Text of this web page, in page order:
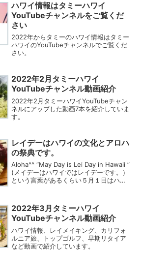
ハワイ情報はタミーハワイ
YouTubeチャンネルをご覧くだ
さい
2022年からタミーのハワイ情報はタミー
ハワイのYouTubeチャンネルでご覧くだ
さい。
2022年2月タミーハワイ
YouTubeチャンネル動画紹介
2022年2月タミーハワイYouTubeチャン
ネルにアップした動画7本を紹介していま
す。
レイデーはハワイの文化とアロハ
の祭典です。
Aloha^^ “May Day is Lei Day in Hawaii ”
(メイデーはハワイではレイデーです。）
という言葉があるくらい５月１日はハワ
続けられて...
2022年3月タミーハワイ
YouTubeチャンネル動画紹介
ハワイ情報、レイメイキング、カリフォ
ルニア旅、トップゴルフ、早期リタイア
など動画で紹介しています。